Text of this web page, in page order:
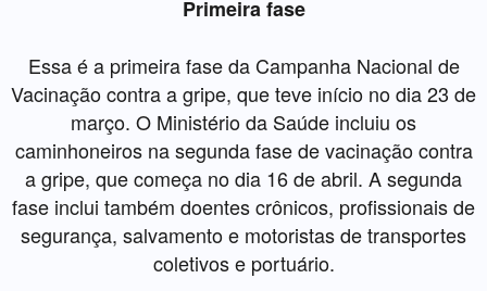
Primeira fase
Essa é a primeira fase da Campanha Nacional de
Vacinação contra a gripe, que teve início no dia 23 de
março. O Ministério da Saúde incluiu os
caminhoneiros na segunda fase de vacinação contra
a gripe, que começa no dia 16 de abril. A segunda
fase inclui também doentes crônicos, profissionais de
segurança, salvamento e motoristas de transportes
coletivos e portuário.